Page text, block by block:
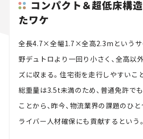
コンパクト＆超低床構
たワケ
全長4.7×全幅1.7×全高2.3mというサ
野デュトロより一回り小さく、全高以
ズに収まる。住宅街を走行しやすいこ
総重量は3.5t未満のため、普通免許で
ことから、昨今、物流業界の課題のひ
ライバー人材確保にも貢献するという。